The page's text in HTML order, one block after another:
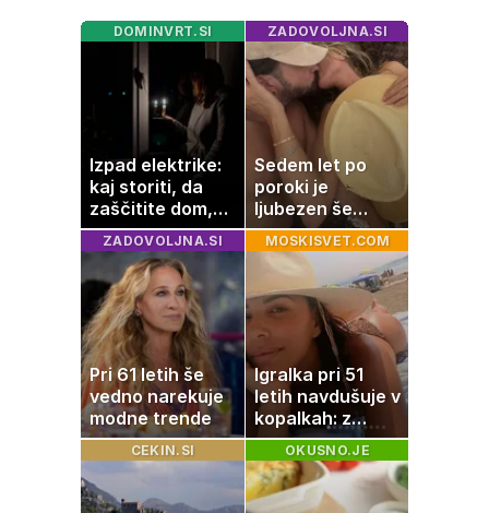
DOMINVRT.SI
Izpad elektrike:
kaj storiti, da
zaščitite dom,
hrano in
elektronske
naprave
ZADOVOLJNA.SI
Sedem let po
poroki je
ljubezen še
vedno enako
močna
ZADOVOLJNA.SI
Pri 61 letih še
vedno narekuje
modne trende
MOSKISVET.COM
Igralka pri 51
letih navdušuje v
kopalkah: z
možem uživa v
romantičnem
poletju
CEKIN.SI OKUSNO.JE